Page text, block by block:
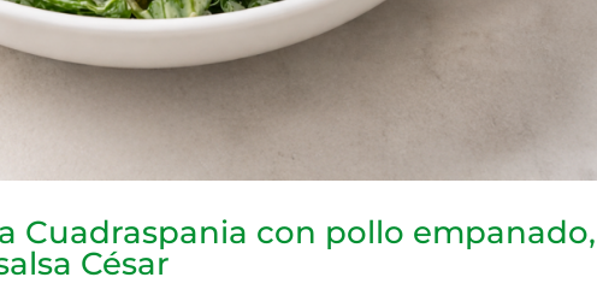
Cuadraspania con pollo empanado,
César